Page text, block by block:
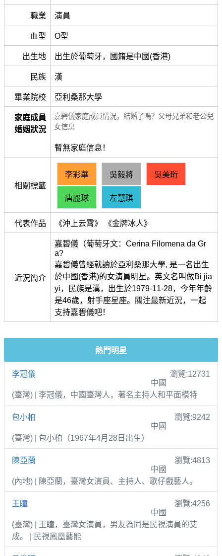
職業 演員
血型 O型
出生地 出生於葡萄牙，國籍是中國(香港)
民族 漢
畢業院校 亞利桑那大學
家庭成員
婚姻狀況
嘉碧儀家庭成員情況，結婚了嗎？父母兄弟和老公兒
女信息
暫無家庭信息！
相關標籤
李彩華 吳毅將 吳美珩
唐麗球 左慧琪
代表作品 《沖上云霄》 《金牌冰人》
近況簡介
嘉碧儀（葡萄牙文：Cerina Filomena da Gr
a?
嘉碧儀曾經就讀於亞利桑那大學, 是一名出生
於中國(香港)的女演員明星。英文名叫做Bi jia
yi，民族是漢，出生於1979-11-28，今年年齡
是46歲，射手座星座。關注最新近況，一起
支持嘉碧儀吧！
熱門明星
李冠儀
瀏覽:12731
中國
(臺灣) | 李冠儀，中國臺灣人，著名主持人和平面模特
包小柏
瀏覽:9242
中國
(臺灣) | 包小柏（1967年4月28日出生）
陳亞蘭
瀏覽:4813
中國
(內地) | 陳亞蘭，臺灣女演員、主持人、歌仔戲藝人。
王瞳
瀏覽:4256
中國
(臺灣) | 王瞳，臺灣女演員，男友為同是民視演員的艾
成。 | 民視鳳凰藝能